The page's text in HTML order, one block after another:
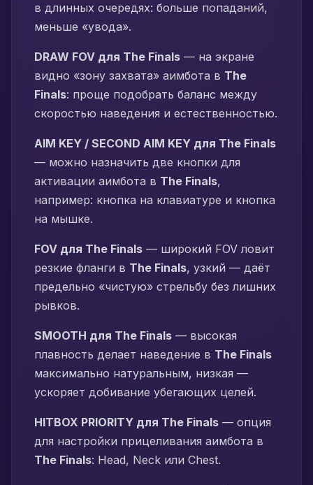
в длинных очередях: больше попаданий,
меньше «увода».
DRAW FOV для The Finals — на экране
видно «зону захвата» аимбота в The
Finals: проще подобрать баланс между
скоростью наведения и естественностью.
AIM KEY / SECOND AIM KEY для The Finals
— можно назначить две кнопки для
активации аимбота в The Finals,
например: кнопка на клавиатуре и кнопка
на мышке.
FOV для The Finals — широкий FOV ловит
резкие фланги в The Finals, узкий — даёт
предельно «чистую» стрельбу без лишних
рывков.
SMOOTH для The Finals — высокая
плавность делает наведение в The Finals
максимально натуральным, низкая —
ускоряет добивание убегающих целей.
HITBOX PRIORITY для The Finals — опция
для настройки прицеливания аимбота в
The Finals: Head, Neck или Chest.